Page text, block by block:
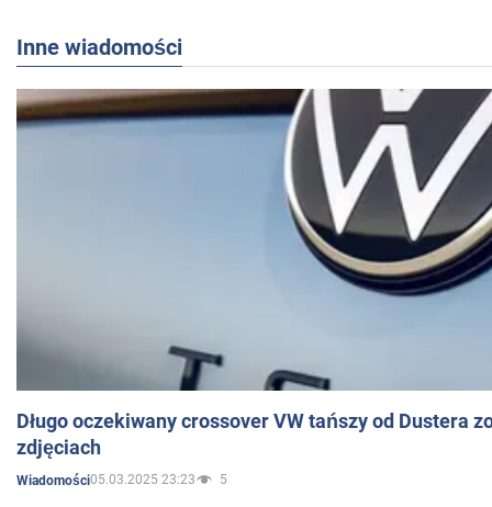
Inne wiadomości
Długo oczekiwany crossover VW tańszy od Dustera
zdjęciach
Wiadomości05.03.2025 23:23 5